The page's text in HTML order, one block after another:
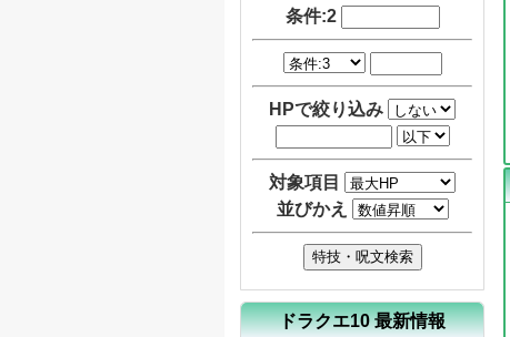
条件:2
HPで絞り込み
対象項目
並びかえ
ドラクエ10 最新情報